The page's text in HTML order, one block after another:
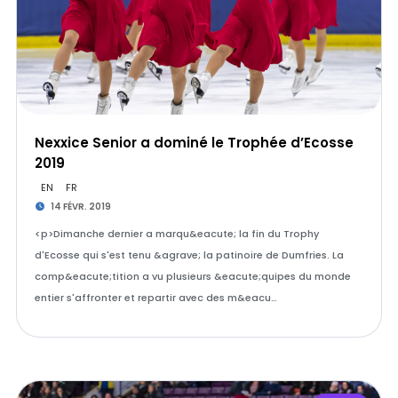
Nexxice Senior a dominé le Trophée d’Ecosse
2019
EN FR
14 FÉVR. 2019
<p>Dimanche dernier a marqu&eacute; la fin du Trophy
d'Ecosse qui s'est tenu &agrave; la patinoire de Dumfries. La
comp&eacute;tition a vu plusieurs &eacute;quipes du monde
entier s'affronter et repartir avec des m&eacu…